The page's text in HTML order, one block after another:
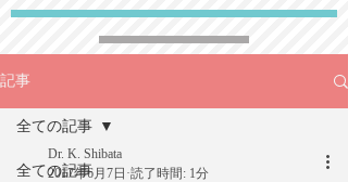
記事
全ての記事
全ての記事
Dr. K. Shibata
2017年6月7日 読了時間: 1分